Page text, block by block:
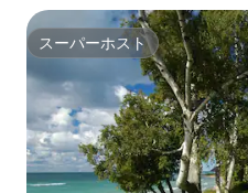
スーパーホスト
スーパーホスト